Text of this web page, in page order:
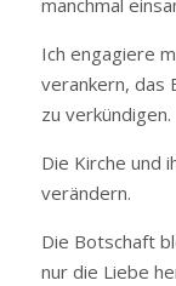
Ich engagiere
verankern, das
zu verkündigen.
Die Kirche und
verändern.
Die Botschaft
nur die Liebe